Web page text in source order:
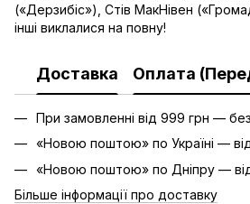
(«Дерзибіс»), Стів МакНівен
інші виклалися на повну!
Доставка Оплата
При замовленні від 999 грн —
«Новою поштою» по Україні —
«Новою поштою» по Дніпру —
Більше інформації про доставку